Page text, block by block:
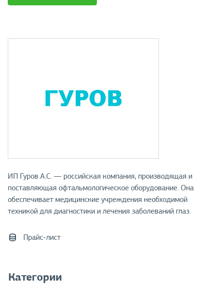
ИП Гуров А.С. — российская компания, производящая и
поставляющая офтальмологическое оборудование. Она
обеспечивает медицинские учреждения необходимой
техникой для диагностики и лечения заболеваний глаз.
Прайс-лист
Категории